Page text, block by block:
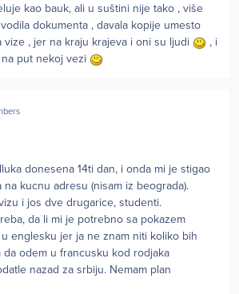
kao bauk, ali u suštini nije tako , više
dokumenta , davala kopije umesto
vize , jer na kraju krajeva i oni su ljudi
, i
put nekoj vezi
donesena 14ti dan, i onda mi je stigao
kucnu adresu (nisam iz beograda).
i jos dve drugarice, studenti.
da li mi je potrebno sa pokazem
englesku jer ja ne znam niti koliko bih
da odem u francusku kod rodjaka
nazad za srbiju. Nemam plan